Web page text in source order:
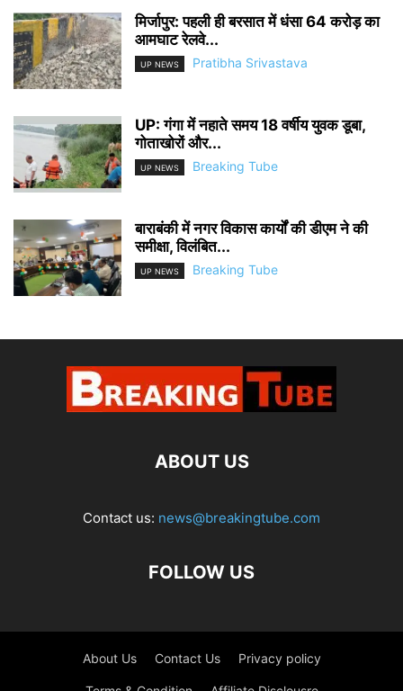
मिर्जापुर: पहली ही बरसात में धंसा 64 करोड़ का
आमघाट रेलवे...
UP NEWS Pratibha Srivastava
UP: गंगा में नहाते समय 18 वर्षीय युवक डूबा,
गोताखोरों और...
UP NEWS Breaking Tube
बाराबंकी में नगर विकास कार्यों की डीएम ने की
समीक्षा, विलंबित...
UP NEWS Breaking Tube
ABOUT US
Contact us: news@breakingtube.com
FOLLOW US
About Us Contact Us Privacy policy